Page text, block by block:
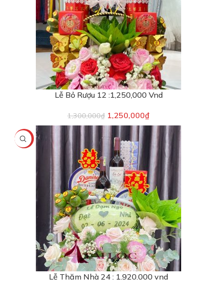
Lễ Bỏ Rượu 12 :1,250,000 Vnd
1,300,000₫ 1,250,000₫
-9%
Lễ Thăm Nhà 24 : 1.920.000 vnd